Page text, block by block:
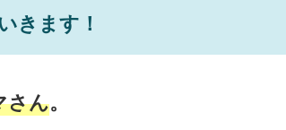
きます！
さん。